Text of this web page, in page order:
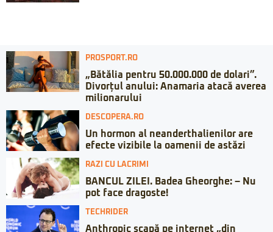
PROSPORT.RO
„Bătălia pentru 50.000.000 de dolari”.
Divorțul anului: Anamaria atacă averea
milionarului
DESCOPERA.RO
Un hormon al neanderthalienilor are
efecte vizibile la oamenii de astăzi
RAZI CU LACRIMI
BANCUL ZILEI. Badea Gheorghe: – Nu
pot face dragoste!
TECHRIDER
Anthropic scapă pe internet „din